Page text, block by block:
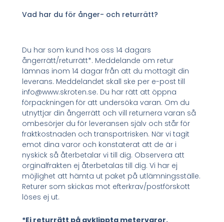
Vad har du för ånger- och returrätt?
Du har som kund hos oss 14 dagars
ångerrätt/returrätt*. Meddelande om retur
lämnas inom 14 dagar från att du mottagit din
leverans. Meddelandet skall ske per e-post till
info@www.skroten.se. Du har rätt att öppna
förpackningen för att undersöka varan. Om du
utnyttjar din ångerrätt och vill returnera varan så
ombesörjer du för leveransen själv och står för
fraktkostnaden och transportrisken. När vi tagit
emot dina varor och konstaterat att de är i
nyskick så återbetalar vi till dig. Observera att
orginalfrakten ej återbetalas till dig. Vi har ej
möjlighet att hämta ut paket på utlämningsställe.
Returer som skickas mot efterkrav/postförskott
löses ej ut.
*Ej returrätt på avklippta metervaror.